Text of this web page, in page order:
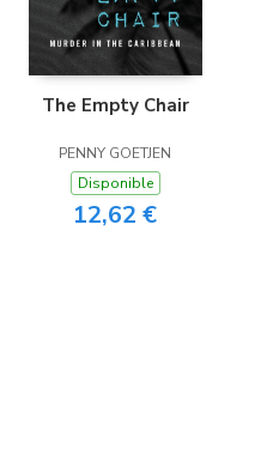
The Empty Chair
PENNY GOETJEN
Disponible
12,62 €